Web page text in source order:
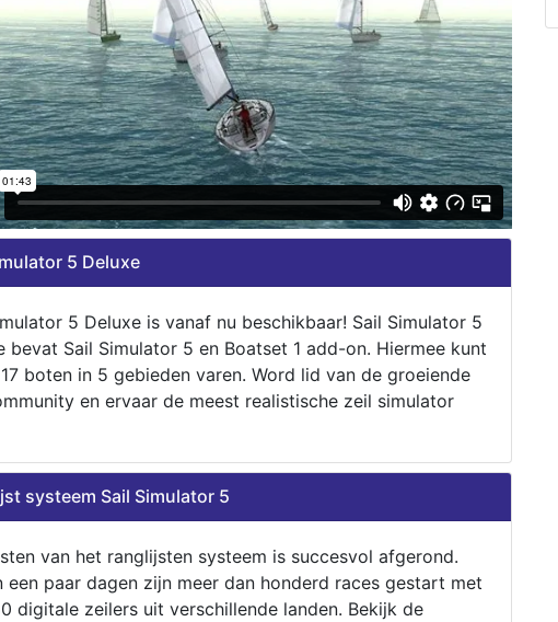
5 Deluxe
5 Deluxe is vanaf nu beschikbaar! Sail Simulator 5
bevat Sail Simulator 5 en Boatset 1 add-on. Hiermee kunt
boten in 5 gebieden varen. Word lid van de groeiende
en ervaar de meest realistische zeil simulator
systeem Sail Simulator 5
van het ranglijsten systeem is succesvol afgerond.
een paar dagen zijn meer dan honderd races gestart met
digitale zeilers uit verschillende landen. Bekijk de